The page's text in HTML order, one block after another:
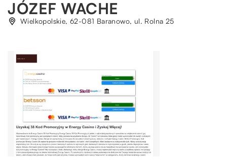
JÓZEF WACHE
Wielkopolskie, 62-081 Baranowo, ul. Rolna 25